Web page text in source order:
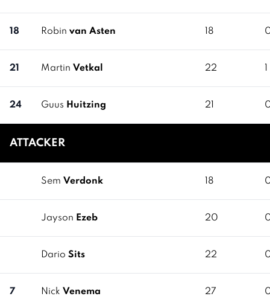
18 Robin van Asten 18
21 Martin Vetkal 22
24 Guus Huitzing 21
ATTACKER
Sem Verdonk 18
Jayson Ezeb 20
Dario Sits 22
7 Nick Venema 27